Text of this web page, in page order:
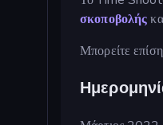
σκοποβολής
Μπορείτε